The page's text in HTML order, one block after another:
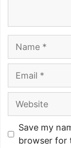
Name
Email
Website
Save my
browser for